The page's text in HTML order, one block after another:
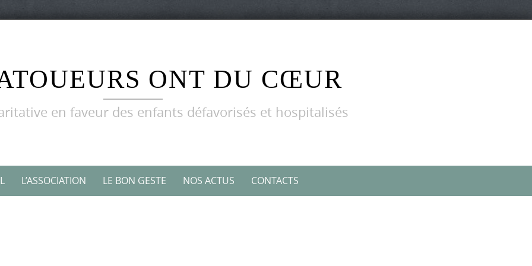
ONT DU CŒUR
en faveur des enfants défavorisés et hospitalisés
L’ASSOCIATION LE BON GESTE NOS ACTUS CONTACTS